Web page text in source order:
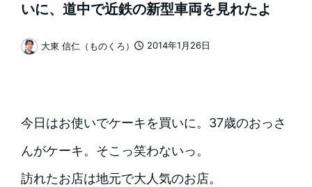
いに、道中で近鉄の新型車両を見れたよ
2014年1月26日
著
大東 信仁（ものくろ）
今日はお使いでケーキを買いに。37歳のおっさ
んがケーキ。そこっ笑わないっ。
訪れたお店は地元で大人気のお店。